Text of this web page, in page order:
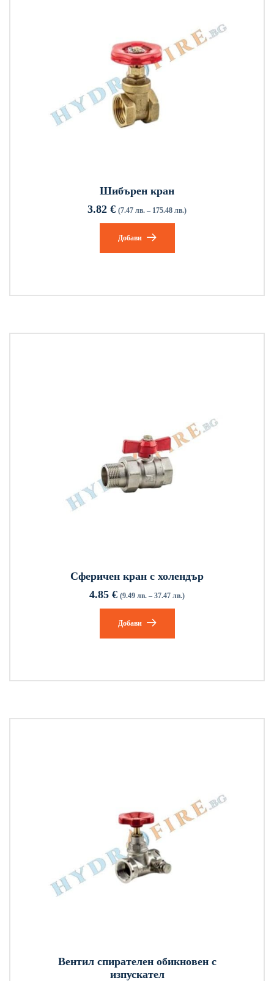
Шибърен кран
3.82 € (7.47 лв. – 175.48 лв.)
Добави
Сферичен кран с холендър
4.85 € (9.49 лв. – 37.47 лв.)
Добави
Вентил спирателен обикновен с
изпускател